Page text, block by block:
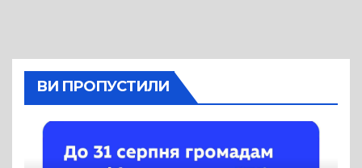
ВИ ПРОПУСТИЛИ